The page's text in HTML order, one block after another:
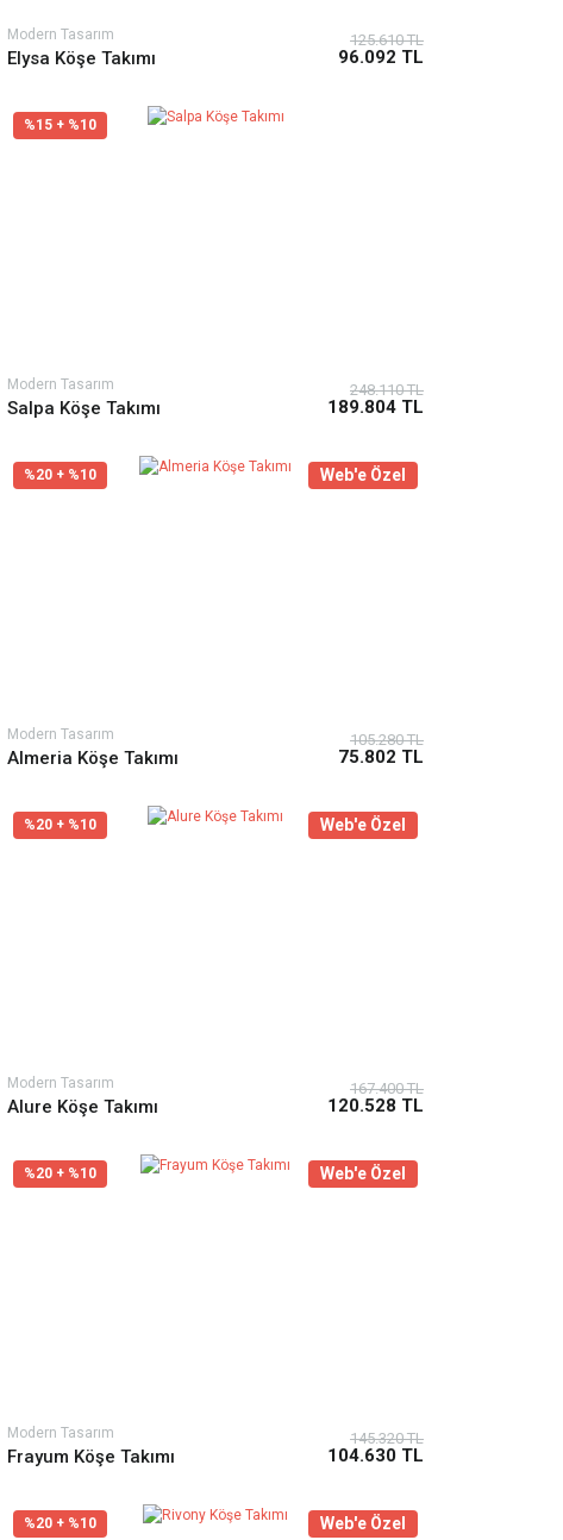
Modern Tasarım
Elysa Köşe Takımı
125.610 TL
96.092 TL
%15 + %10
Modern Tasarım
Salpa Köşe Takımı
248.110 TL
189.804 TL
%20 + %10 Web'e Özel
Modern Tasarım
Almeria Köşe Takımı
105.280 TL
75.802 TL
%20 + %10 Web'e Özel
Modern Tasarım
Alure Köşe Takımı
167.400 TL
120.528 TL
%20 + %10 Web'e Özel
Modern Tasarım
Frayum Köşe Takımı
145.320 TL
104.630 TL
%20 + %10 Web'e Özel